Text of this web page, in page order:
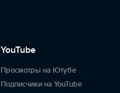
YouTube
Просмотры на Ютубе
Подписчики на YouTube